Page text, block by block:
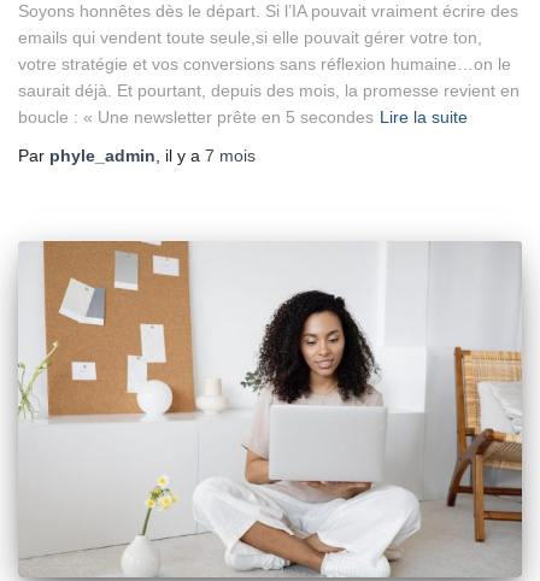
Soyons honnêtes dès le départ. Si l’IA pouvait vraiment écrire des
emails qui vendent toute seule,si elle pouvait gérer votre ton,
votre stratégie et vos conversions sans réflexion humaine…on le
saurait déjà. Et pourtant, depuis des mois, la promesse revient en
boucle : « Une newsletter prête en 5 secondes Lire la suite
Par phyle_admin, il y a 7 mois